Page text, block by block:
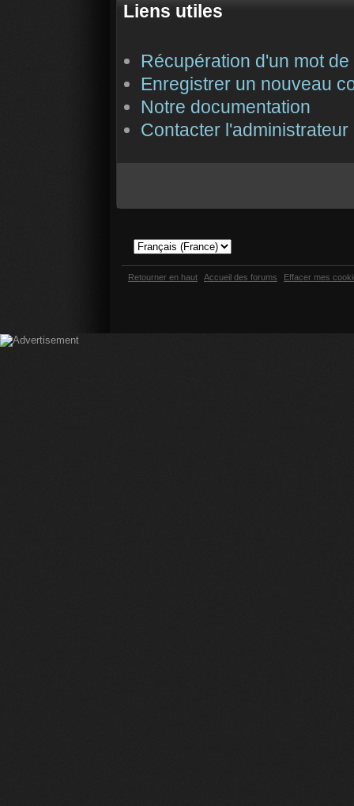
Liens utiles
Récupération d'un mot
Enregistrer un nouveau
Notre documentation
Contacter
Retourner en haut Accueil des forums Effacer mes